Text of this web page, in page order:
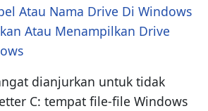
Atau Nama Drive Di Windows
Atau Menampilkan Drive
dianjurkan untuk tidak
C: tempat file-file Windows